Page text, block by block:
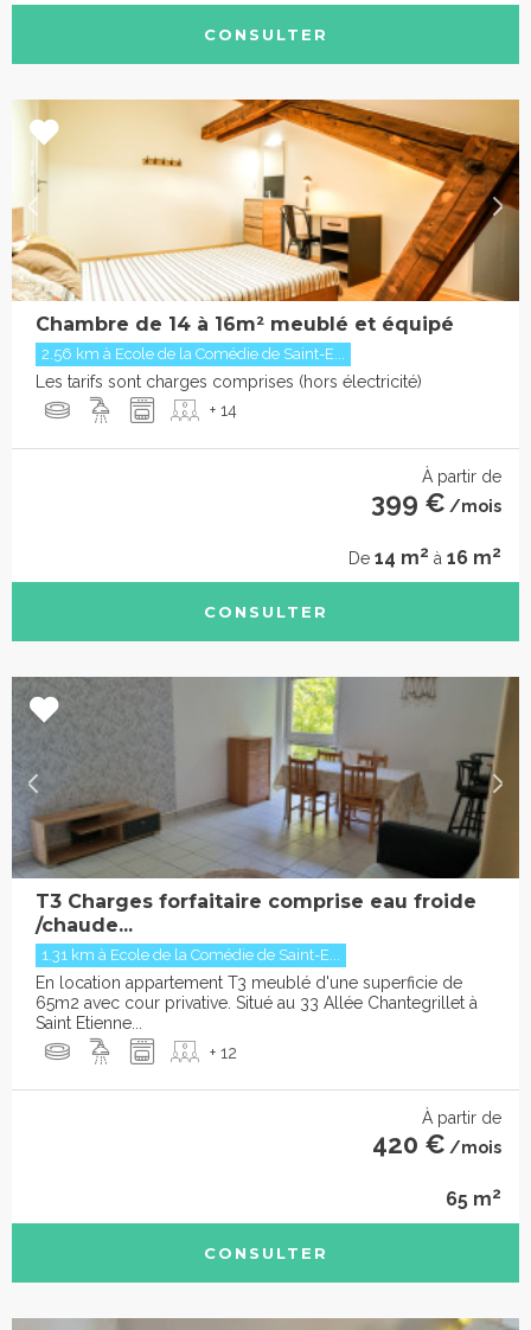
CONSULTER
Chambre de 14 à 16m² meublé et équipé
2.56 km à Ecole de la Comédie de Saint-E...
Les tarifs sont charges comprises (hors électricité)
+ 14
À partir de
399 € /mois
De 14 m2 à 16 m2
CONSULTER
T3 Charges forfaitaire comprise eau froide
/chaude...
1.31 km à Ecole de la Comédie de Saint-E...
En location appartement T3 meublé d'une superficie de
65m2 avec cour privative. Situé au 33 Allée Chantegrillet à
Saint Etienne...
+ 12
À partir de
420 € /mois
65 m2
CONSULTER